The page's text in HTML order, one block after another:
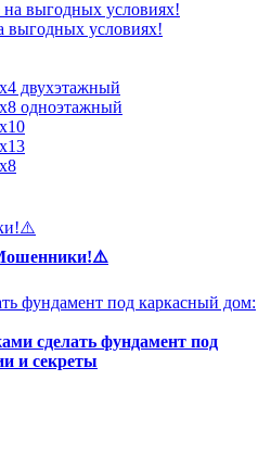
выгодных условиях!
сделать фундамент под
и секреты